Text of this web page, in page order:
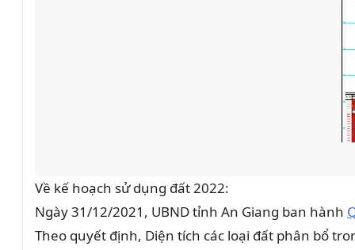
Về kế hoạch sử dụng đất 2022:
Ngày 31/12/2021, UBND tỉnh An Giang ban hành
Theo quyết định, Diện tích các loại đất phân bổ